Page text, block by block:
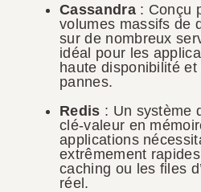
Cassandra: Conçu
volumes massifs de
sur de nombreux
idéal pour les
haute disponibilité
pannes.
Redis : Un système
clé-valeur en
applications
extrêmement
caching ou les files
réel.